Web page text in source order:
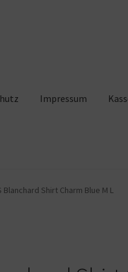
Impressum
Kasse Mein Konto Shop
Blanchard Shirt Charm Blue M L